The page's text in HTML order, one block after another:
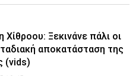
Ξεκινάνε πάλι οι
αποκατάσταση της
(vids)